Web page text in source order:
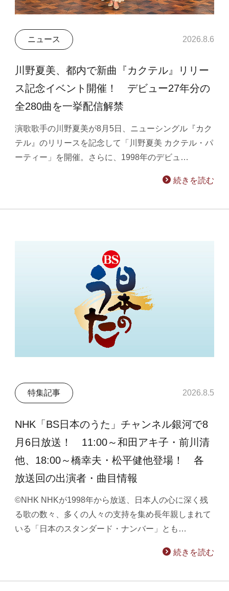
ニュース 2026.8.6
川野夏美、都内で新曲『カクテル』リリー
ス記念イベント開催！ デビュー27年分の
全280曲を一挙配信解禁
演歌歌手の川野夏美が8月5日、ニューシングル『カク
テル』のリリースを記念して「川野夏美 カクテル・パ
ーティー」を開催。さらに、1998年のデビュ…
続きを読む
特集記事 2026.8.5
NHK「BS日本のうた」チャンネル銀河で8
月6日放送！ 11:00～和田アキ子・前川清
他、18:00～橋幸夫・松平健他登場！ 各
放送回の出演者・曲目情報
©NHK NHKが1998年から放送、日本人の心に深く残
る歌の数々、多くの人々の支持を集め長年親しまれて
いる「日本のスタンダード・ナンバー」とも…
続きを読む